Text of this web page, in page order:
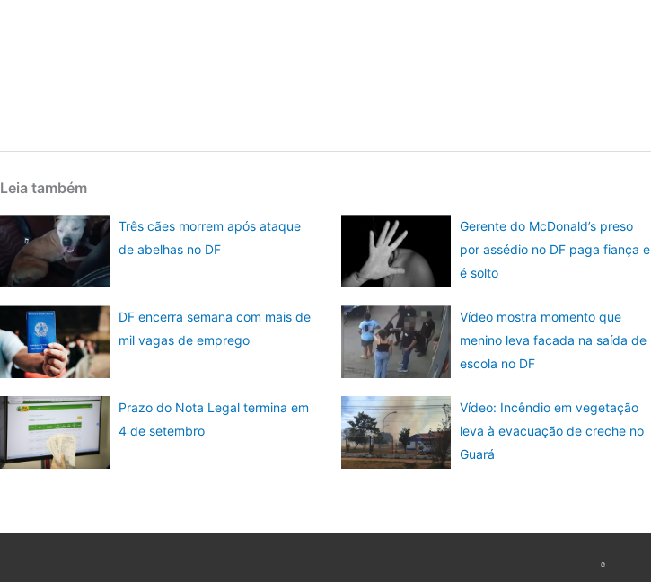
Leia também
Três cães morrem após ataque
de abelhas no DF
Gerente do McDonald’s preso
por assédio no DF paga fiança e
é solto
DF encerra semana com mais de
mil vagas de emprego
Vídeo mostra momento que
menino leva facada na saída de
escola no DF
Prazo do Nota Legal termina em
4 de setembro
Vídeo: Incêndio em vegetação
leva à evacuação de creche no
Guará